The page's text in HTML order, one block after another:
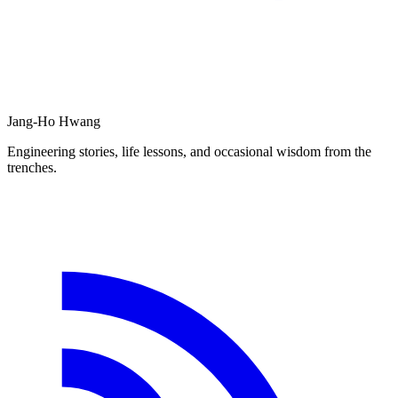
Jang-Ho Hwang
Engineering stories, life lessons, and occasional wisdom from the
trenches.